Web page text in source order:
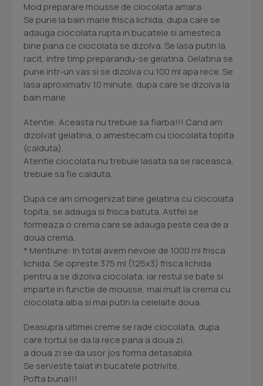
Mod preparare mousse de ciocolata amara:
Se pune la bain marie frisca lichida, dupa care se
adauga ciocolata rupta in bucatele si amesteca
bine pana ce ciocolata se dizolva. Se lasa putin la
racit, intre timp preparandu-se gelatina. Gelatina se
pune intr-un vas si se dizolva cu 100 ml apa rece. Se
lasa aproximativ 10 minute, dupa care se dizolva la
bain marie.
Atentie: Aceasta nu trebuie sa fiarba!!! Cand am
dizolvat gelatina, o amestecam cu ciocolata topita
(calduta).
Atentie ciocolata nu trebuie lasata sa se raceasca,
trebuie sa fie calduta.
Dupa ce am omogenizat bine gelatina cu ciocolata
topita, se adauga si frisca batuta. Astfel se
formeaza o crema care se adauga peste cea de a
doua crema.
* Mentiune: In total avem nevoie de 1000 ml frisca
lichida. Se opreste 375 ml (125x3) frisca lichida
pentru a se dizolva ciocolata, iar restul se bate si
imparte in functie de mousse, mai mult la crema cu
ciocolata alba si mai putin la celelalte doua.
Deasupra ultimei creme se rade ciocolata, dupa
care tortul se da la rece pana a doua zi.
a doua zi se da usor jos forma detasabila.
Se serveste taiat in bucatele potrivite.
Pofta buna!!!